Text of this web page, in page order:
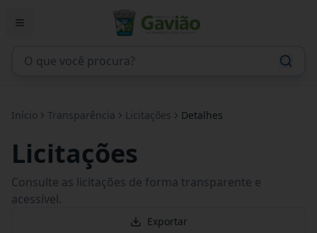
Início Transparência Licitações Detalhes
Licitações
Consulte as licitações de forma transparente e
acessível.
Exportar